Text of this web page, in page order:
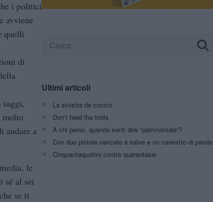
i politici
avviene
quelli
di
molto
andare a
le
sé al sei
se ti
Ultimi articoli
La sinistra de coccio
Don’t feed the trolls
A chi pensi, quando senti dire “patrimoniale”?
Con due pistole caricate a salve e un canestro di parole
Cinquantaquattro contro quarantasei